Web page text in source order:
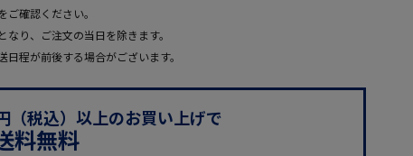
ご確認ください。
り、ご注文の当日を除きます。
程が前後する場合がございます。
（税込）以上のお買い上げで
料無料